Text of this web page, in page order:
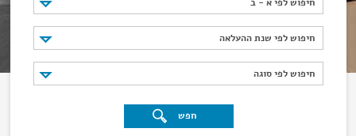
חיפוש לפי שנת ההעלאה
חיפוש לפי שנת ההעלאה
חיפוש לפי סוגה
חיפוש לפי סוגה
חפש